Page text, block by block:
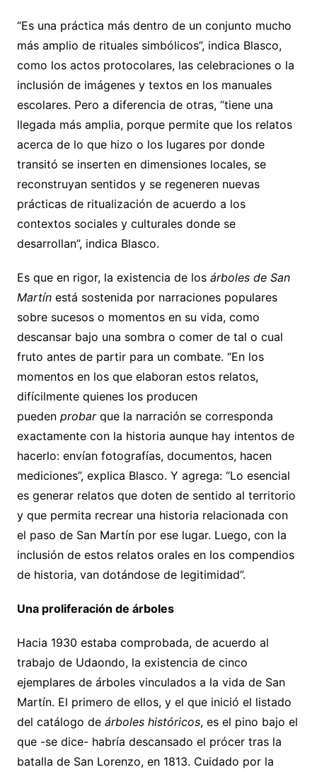
“Es una práctica más dentro de un conjunto mucho
más amplio de rituales simbólicos”, indica Blasco,
como los actos protocolares, las celebraciones o la
inclusión de imágenes y textos en los manuales
escolares. Pero a diferencia de otras, “tiene una
llegada más amplia, porque permite que los relatos
acerca de lo que hizo o los lugares por donde
transitó se inserten en dimensiones locales, se
reconstruyan sentidos y se regeneren nuevas
prácticas de ritualización de acuerdo a los
contextos sociales y culturales donde se
desarrollan”, indica Blasco.
Es que en rigor, la existencia de los árboles de San
Martínestá sostenida por narraciones populares
sobre sucesos o momentos en su vida, como
descansar bajo una sombra o comer de tal o cual
fruto antes de partir para un combate. “En los
momentos en los que elaboran estos relatos,
difícilmente quienes los producen
pueden probar que la narración se corresponda
exactamente con la historia aunque hay intentos de
hacerlo: envían fotografías, documentos, hacen
mediciones”, explica Blasco. Y agrega: “Lo esencial
es generar relatos que doten de sentido al territorio
y que permita recrear una historia relacionada con
el paso de San Martín por ese lugar. Luego, con la
inclusión de estos relatos orales en los compendios
de historia, van dotándose de legitimidad”.
Una proliferación de árboles
Hacia 1930 estaba comprobada, de acuerdo al
trabajo de Udaondo, la existencia de cinco
ejemplares de árboles vinculados a la vida de San
Martín. El primero de ellos, y el que inició el listado
del catálogo de árboles históricos, es el pino bajo el
que -se dice- habría descansado el prócer tras la
batalla de San Lorenzo, en 1813. Cuidado por la